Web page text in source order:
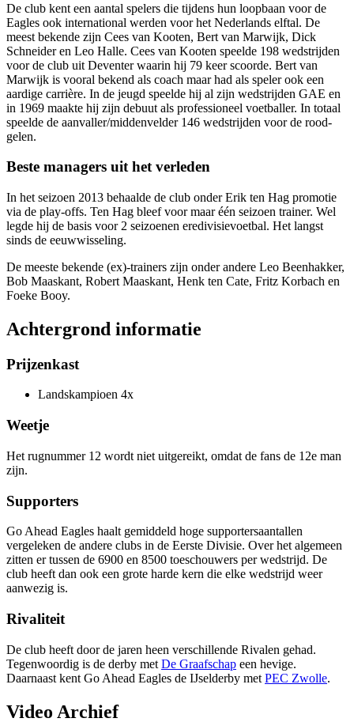
De club kent een aantal spelers die tijdens hun loopbaan voor de
Eagles ook international werden voor het Nederlands elftal. De
meest bekende zijn Cees van Kooten, Bert van Marwijk, Dick
Schneider en Leo Halle. Cees van Kooten speelde 198 wedstrijden
voor de club uit Deventer waarin hij 79 keer scoorde. Bert van
Marwijk is vooral bekend als coach maar had als speler ook een
aardige carrière. In de jeugd speelde hij al zijn wedstrijden GAE en
in 1969 maakte hij zijn debuut als professioneel voetballer. In totaal
speelde de aanvaller/middenvelder 146 wedstrijden voor de rood-
gelen.
Beste managers uit het verleden
In het seizoen 2013 behaalde de club onder Erik ten Hag promotie
via de play-offs. Ten Hag bleef voor maar één seizoen trainer. Wel
legde hij de basis voor 2 seizoenen eredivisievoetbal. Het langst
sinds de eeuwwisseling.
De meeste bekende (ex)-trainers zijn onder andere Leo Beenhakker,
Bob Maaskant, Robert Maaskant, Henk ten Cate, Fritz Korbach en
Foeke Booy.
Achtergrond informatie
Prijzenkast
Landskampioen 4x
Weetje
Het rugnummer 12 wordt niet uitgereikt, omdat de fans de 12e man
zijn.
Supporters
Go Ahead Eagles haalt gemiddeld hoge supportersaantallen
vergeleken de andere clubs in de Eerste Divisie. Over het algemeen
zitten er tussen de 6900 en 8500 toeschouwers per wedstrijd. De
club heeft dan ook een grote harde kern die elke wedstrijd weer
aanwezig is.
Rivaliteit
De club heeft door de jaren heen verschillende Rivalen gehad.
Tegenwoordig is de derby met De Graafschap een hevige.
Daarnaast kent Go Ahead Eagles de IJselderby met PEC Zwolle.
Video Archief